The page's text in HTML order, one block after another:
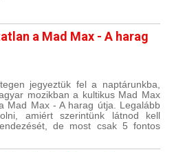
a Mad Max - A harag
jegyeztük fel a naptárunkba,
mozikban a kultikus Mad Max
Mad Max - A harag útja. Legalább
amiért szerintünk látnod kell
de most csak 5 fontos